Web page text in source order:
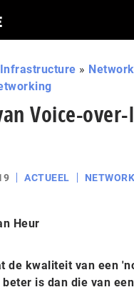
»
Voice-
ACTUEEL
Heur
de kwaliteit van een
is dan die van